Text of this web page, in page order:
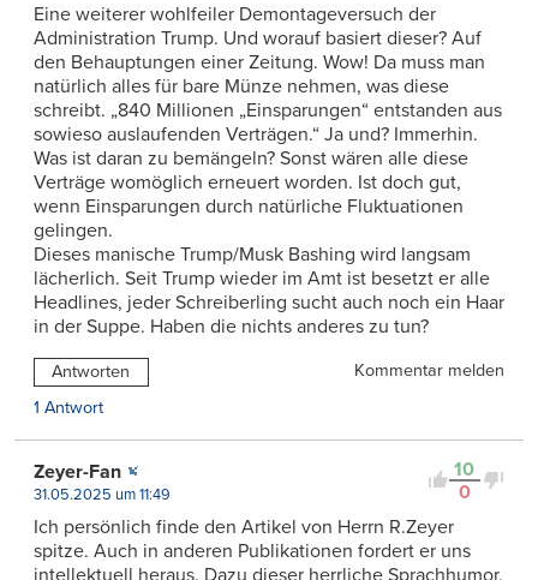
Eine weiterer wohlfeiler Demontageversuch der
Administration Trump. Und worauf basiert dieser? Auf
den Behauptungen einer Zeitung. Wow! Da muss man
natürlich alles für bare Münze nehmen, was diese
schreibt. „840 Millionen „Einsparungen“ entstanden aus
sowieso auslaufenden Verträgen.“ Ja und? Immerhin.
Was ist daran zu bemängeln? Sonst wären alle diese
Verträge womöglich erneuert worden. Ist doch gut,
wenn Einsparungen durch natürliche Fluktuationen
gelingen.
Dieses manische Trump/Musk Bashing wird langsam
lächerlich. Seit Trump wieder im Amt ist besetzt er alle
Headlines, jeder Schreiberling sucht auch noch ein Haar
in der Suppe. Haben die nichts anderes zu tun?
Antworten
Kommentar melden
1 Antwort
10
0
Zeyer-Fan
31.05.2025 um 11:49
Ich persönlich finde den Artikel von Herrn R.Zeyer
spitze. Auch in anderen Publikationen fordert er uns
intellektuell heraus. Dazu dieser herrliche Sprachhumor,